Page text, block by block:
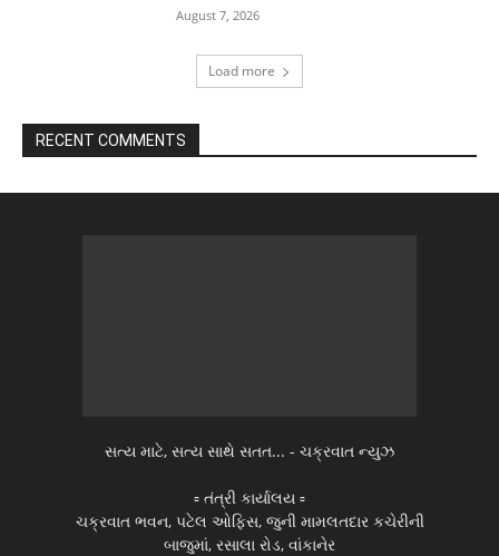
August 7, 2026
Load more
RECENT COMMENTS
સત્ય માટે, સત્ય સાથે સતત... - ચક્રવાત ન્યુઝ
▫️ તંત્રી કાર્યાલય ▫️
ચક્રવાત ભવન, પટેલ ઓફિસ, જુની મામલતદાર કચેરીની
બાજુમાં, રસાલા રોડ, વાંકાનેર